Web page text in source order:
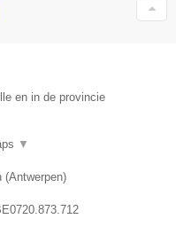
en in de provincie
▼
(Antwerpen)